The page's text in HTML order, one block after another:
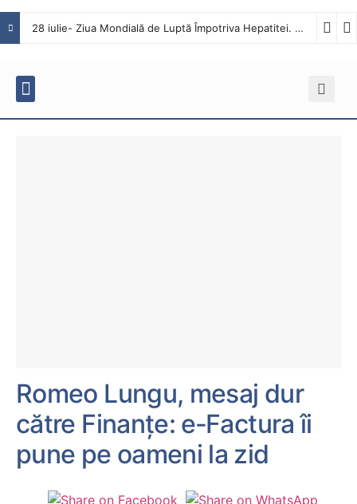
28 iulie- Ziua Mondială de Luptă Împotriva Hepatitei. Interviu cu dr. Octavian Tăbăcaru, medic specialist Boli Infecțioase în cadrul Spitalului Județean de Urgență Buzău
Romeo Lungu, mesaj dur
către Finanțe: e‑Factura îi
pune pe oameni la zid